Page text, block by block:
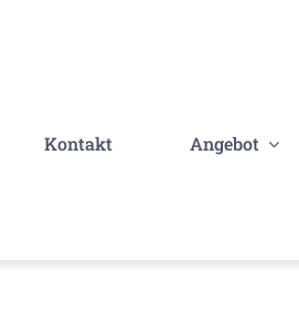
Kontakt Angebot